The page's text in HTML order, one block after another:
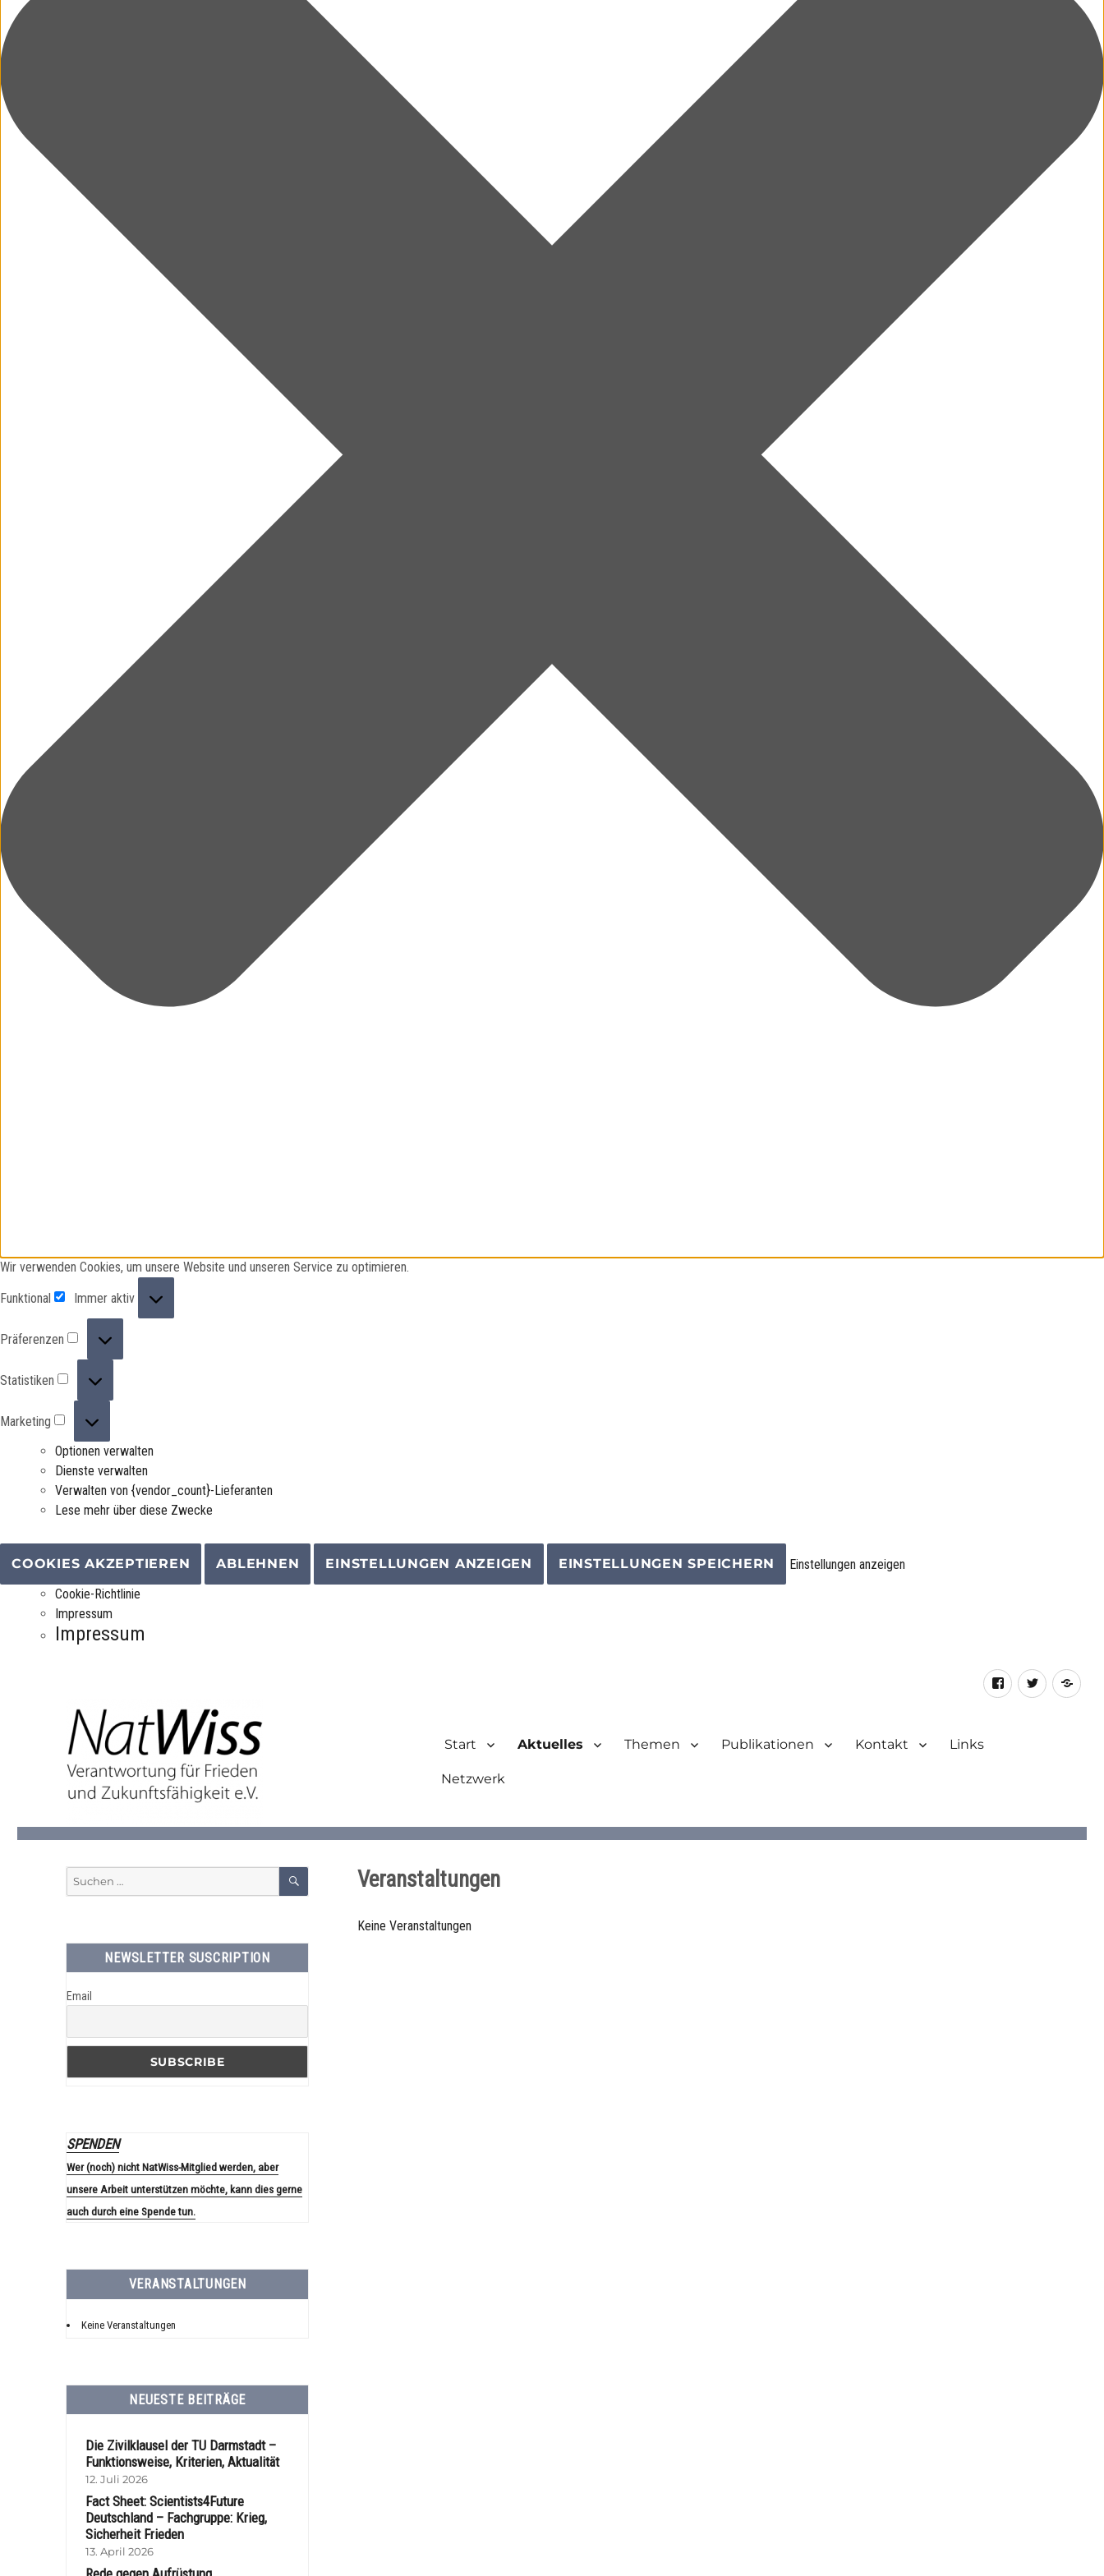
Wir verwenden Cookies, um unsere Website und unseren Service zu optimieren.
Funktional
Immer aktiv
Präferenzen
Statistiken
Marketing
Optionen verwalten
Dienste verwalten
Verwalten von {vendor_count}-Lieferanten
Lese mehr über diese Zwecke
COOKIES AKZEPTIEREN ABLEHNEN EINSTELLUNGEN ANZEIGEN EINSTELLUNGEN SPEICHERN
Einstellungen anzeigen
Cookie-Richtlinie
Impressum
Impressum
FacebookTwitter
Start Aktuelles Themen Publikationen Kontakt Links
Netzwerk
Veranstaltungen
Keine Veranstaltungen
Suchen
SUCHEN
NEWSLETTER SUSCRIPTION
Email
SPENDEN
Wer (noch) nicht NatWiss-Mitglied werden, aber
unsere Arbeit unterstützen möchte, kann dies gerne
auch durch eine Spende tun.
VERANSTALTUNGEN
Keine Veranstaltungen
NEUESTE BEITRÄGE
Die Zivilklausel der TU Darmstadt –
Funktionsweise, Kriterien, Aktualität
12. Juli 2026
Fact Sheet: Scientists4Future
Deutschland – Fachgruppe: Krieg,
Sicherheit Frieden
13. April 2026